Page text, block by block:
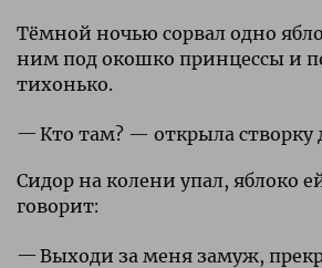
Тёмной ночью сорвал одно
ним под окошко принцессы и
тихонько.
Кто там? — открыла створку
Сидор на колени упал, яблоко
говорит:
Выходи за меня замуж,